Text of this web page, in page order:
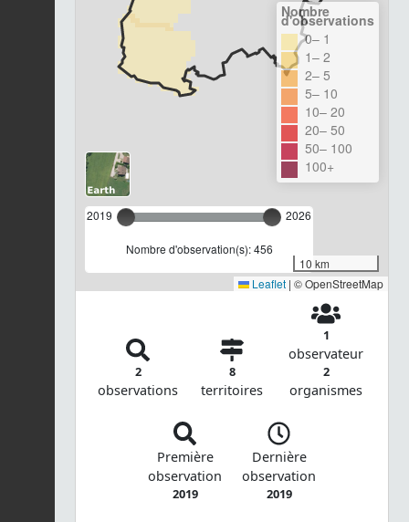
2019 2026
Nombre d'observation(s): 456
Nombre
d'observations
0– 1
1– 2
2– 5
5– 10
10– 20
20– 50
50– 100
100+
10 km
Leaflet | © OpenStreetMap
2
observations
8
territoires
1
observateur
2
organismes
Première
observation
2019
Dernière
observation
2019